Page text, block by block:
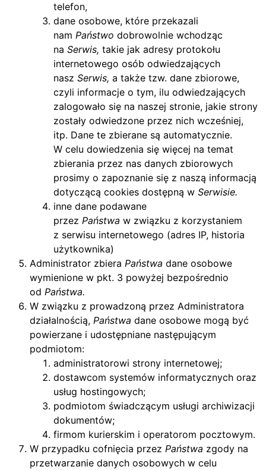
telefon,
dane osobowe, które przekazali
nam Państwo dobrowolnie wchodząc
na Serwis, takie jak adresy protokołu
internetowego osób odwiedzających
nasz Serwis, a także tzw. dane zbiorowe,
czyli informacje o tym, ilu odwiedzających
zalogowało się na naszej stronie, jakie strony
zostały odwiedzone przez nich wcześniej,
itp. Dane te zbierane są automatycznie.
W celu dowiedzenia się więcej na temat
zbierania przez nas danych zbiorowych
prosimy o zapoznanie się z naszą informacją
dotyczącą cookies dostępną w Serwisie.
inne dane podawane
przez Państwa w związku z korzystaniem
z serwisu internetowego (adres IP, historia
użytkownika)
Administrator zbiera Państwa dane osobowe
wymienione w pkt. 3 powyżej bezpośrednio
od Państwa.
W związku z prowadzoną przez Administratora
działalnością, Państwa dane osobowe mogą być
powierzane i udostępniane następującym
podmiotom:
administratorowi strony internetowej;
dostawcom systemów informatycznych oraz
usług hostingowych;
podmiotom świadczącym usługi archiwizacji
dokumentów;
firmom kurierskim i operatorom pocztowym.
W przypadku cofnięcia przez Państwa zgody na
przetwarzanie danych osobowych w celu